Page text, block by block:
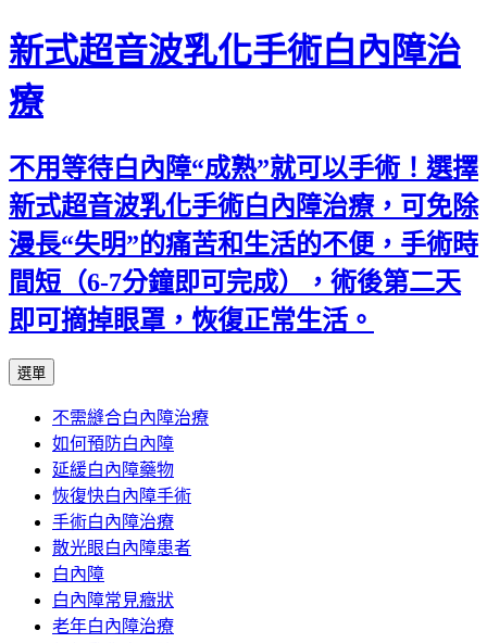
新式超音波乳化手術白內障治
療
不用等待白內障“成熟”就可以手術！選擇
新式超音波乳化手術白內障治療，可免除
漫長“失明”的痛苦和生活的不便，手術時
間短（6-7分鐘即可完成），術後第二天
即可摘掉眼罩，恢復正常生活。
選單
主
要
內
容
不需縫合白內障治療
如何預防白內障
延緩白內障藥物
恢復快白內障手術
手術白內障治療
散光眼白內障患者
白內障
白內障常見癥狀
老年白內障治療